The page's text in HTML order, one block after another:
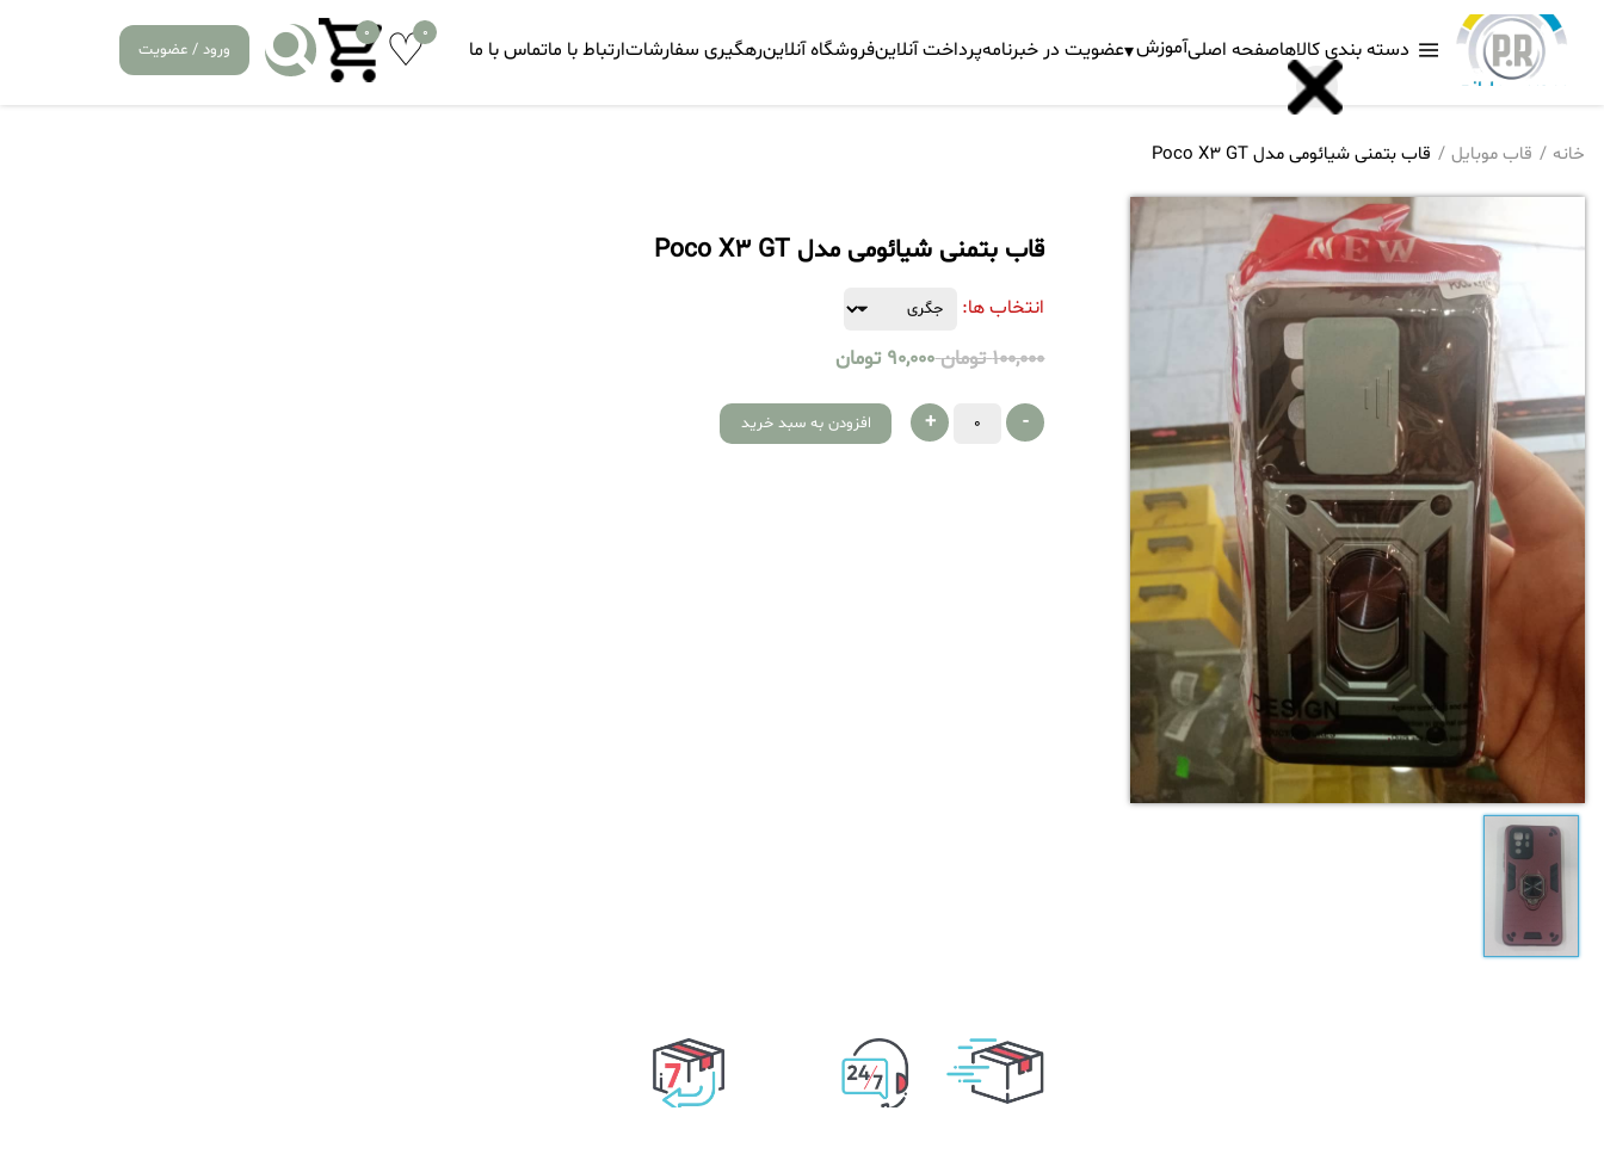
دسته بندی کالاهاصفحه اصلیآموزش عضویت در خبرنامهپرداخت آنلاینفروشگاه آنلاینرهگیری سفارشاتارتباط با ماتماس با ما
0
0
ورود / عضویت
خانه قاب موبایل قاب بتمنی شیائومی مدل Poco X3 GT
قاب بتمنی شیائومی مدل Poco X3 GT
انتخاب ها:
100,000 تومان 90,000 تومان
-
+ افزودن به سبد خرید